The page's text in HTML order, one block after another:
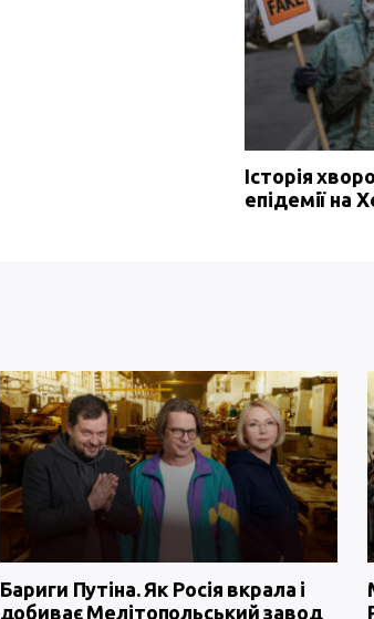
Історія
епідемії на
Бариги Путіна. Як Росія вкрала і
добиває Мелітопольський завод